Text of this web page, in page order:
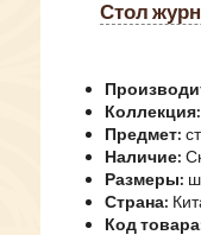
стол
Коллекция:
Предмет:
Наличие:
Размеры:
Страна:
Код